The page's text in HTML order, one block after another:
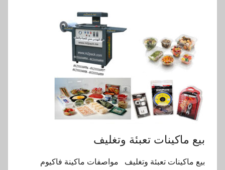
‏بيع ماكينات تعبئة وتغليف
‏بيع ماكينات تعبئة وتغليف مواصفات ماكينة فاكيوم